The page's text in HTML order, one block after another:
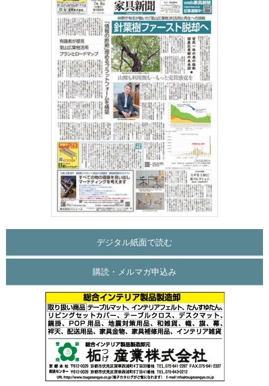
デジタル紙面で読む
購読・メルマガ申込み